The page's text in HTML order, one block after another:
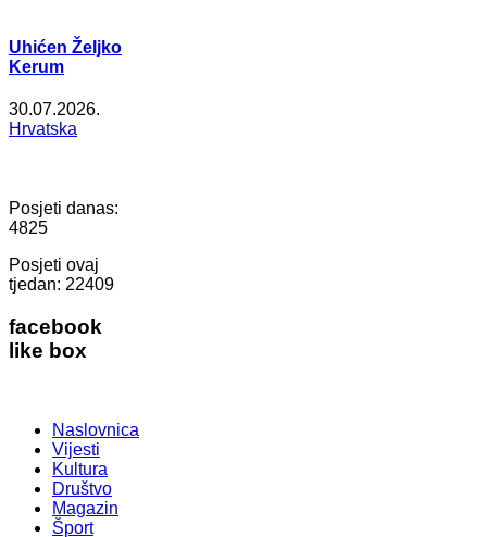
Uhićen Željko
Kerum
30.07.2026.
Hrvatska
Posjeti danas:
4825
Posjeti ovaj
tjedan: 22409
facebook
like box
Naslovnica
Vijesti
Kultura
Društvo
Magazin
Šport